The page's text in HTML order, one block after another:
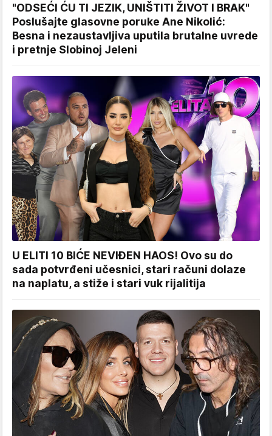
"ODSEĆI ĆU TI JEZIK, UNIŠTITI ŽIVOT I BRAK"
Poslušajte glasovne poruke Ane Nikolić:
Besna i nezaustavljiva uputila brutalne uvrede
i pretnje Slobinoj Jeleni
U ELITI 10 BIĆE NEVIĐEN HAOS! Ovo su do
sada potvrđeni učesnici, stari računi dolaze
na naplatu, a stiže i stari vuk rijalitija